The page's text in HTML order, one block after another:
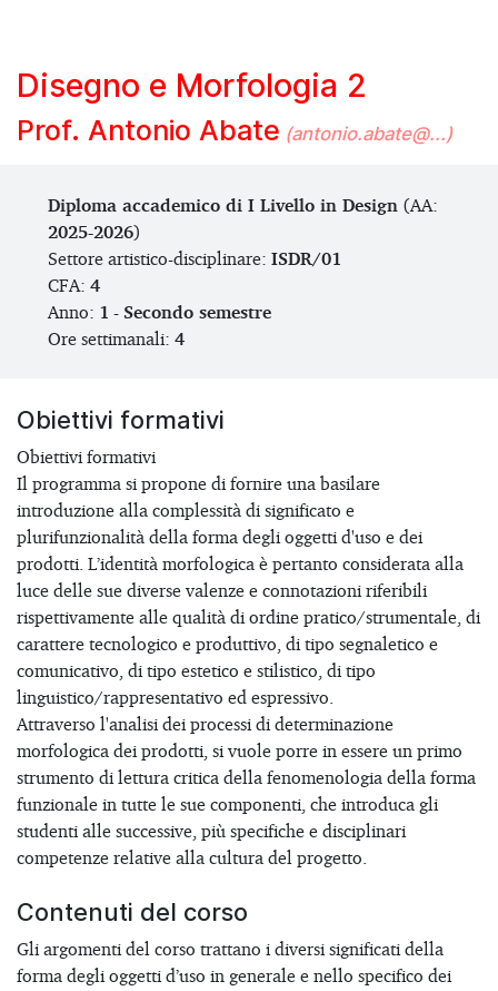
Disegno e Morfologia 2
Prof. Antonio Abate (antonio.abate@...)
Diploma accademico di I Livello in Design (AA:
2025-2026)
Settore artistico-disciplinare: ISDR/01
CFA: 4
Anno: 1 - Secondo semestre
Ore settimanali: 4
Obiettivi formativi
Obiettivi formativi
Il programma si propone di fornire una basilare
introduzione alla complessità di significato e
plurifunzionalità della forma degli oggetti d'uso e dei
prodotti. L’identità morfologica è pertanto considerata alla
luce delle sue diverse valenze e connotazioni riferibili
rispettivamente alle qualità di ordine pratico/strumentale, di
carattere tecnologico e produttivo, di tipo segnaletico e
comunicativo, di tipo estetico e stilistico, di tipo
linguistico/rappresentativo ed espressivo.
Attraverso l'analisi dei processi di determinazione
morfologica dei prodotti, si vuole porre in essere un primo
strumento di lettura critica della fenomenologia della forma
funzionale in tutte le sue componenti, che introduca gli
studenti alle successive, più specifiche e disciplinari
competenze relative alla cultura del progetto.
Contenuti del corso
Gli argomenti del corso trattano i diversi significati della
forma degli oggetti d’uso in generale e nello specifico dei